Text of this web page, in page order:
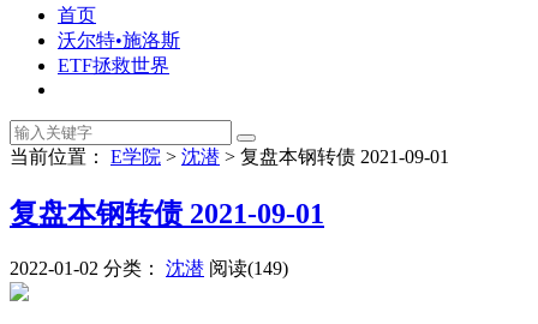
首页
沃尔特•施洛斯
ETF拯救世界
当前位置： E学院 > 沈潜 > 复盘本钢转债 2021-09-01
复盘本钢转债 2021-09-01
2022-01-02 分类： 沈潜 阅读(149)